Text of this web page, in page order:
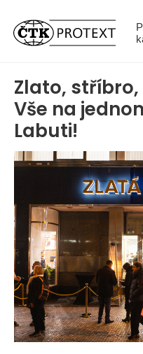
Zlato,
Vše na
Labuti!